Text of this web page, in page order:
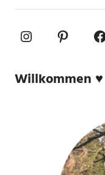
Instagram
Willkommen ♥